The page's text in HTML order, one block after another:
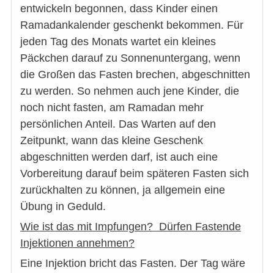
entwickeln begonnen, dass Kinder einen
Ramadankalender geschenkt bekommen. Für
jeden Tag des Monats wartet ein kleines
Päckchen darauf zu Sonnenuntergang, wenn
die Großen das Fasten brechen, abgeschnitten
zu werden. So nehmen auch jene Kinder, die
noch nicht fasten, am Ramadan mehr
persönlichen Anteil. Das Warten auf den
Zeitpunkt, wann das kleine Geschenk
abgeschnitten werden darf, ist auch eine
Vorbereitung darauf beim späteren Fasten sich
zurückhalten zu können, ja allgemein eine
Übung in Geduld.
Wie ist das mit Impfungen? Dürfen Fastende
Injektionen annehmen?
Eine Injektion bricht das Fasten. Der Tag wäre